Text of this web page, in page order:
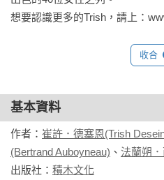
想要認識更多的Trish，請上：
貝爾東．歐布瓦諾(Bertrand
Chez Astier和Le Villartet的老闆
酒館運動」（Modern
造出連外國人都忍不住一再造訪
他將和我們分享這十二年來的點
者、酒商、客人以及這間老派風
收合
基本資料
作者： 崔許．德塞恩(Trish
(Bertrand Auboyneau) 、 法蘭朔
出版社： 積木文化